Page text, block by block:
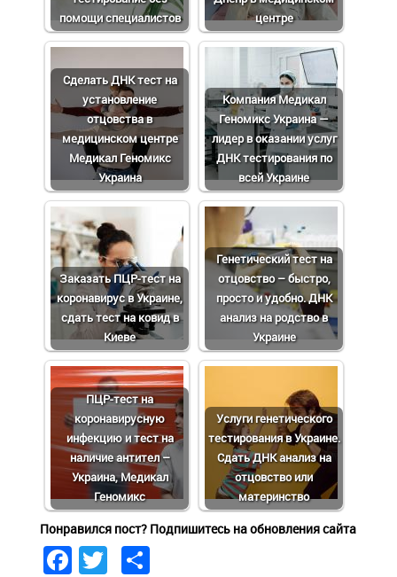
помощи специалистов
центре
Сделать ДНК тест на
установление
отцовства в
медицинском центре
Медикал Геномикс
Украина
Компания Медикал
Геномикс Украина —
лидер в оказании услуг
ДНК тестирования по
всей Украине
Заказать ПЦР-тест на
коронавирус в Украине,
сдать тест на ковид в
Киеве
Генетический тест на
отцовство – быстро,
просто и удобно. ДНК
анализ на родство в
Украине
ПЦР-тест на
коронавирусную
инфекцию и тест на
наличие антител –
Украина, Медикал
Геномикс
Услуги генетического
тестирования в Украине.
Сдать ДНК анализ на
отцовство или
материнство
Понравился пост? Подпишитесь на обновления сайта
Facebook
Twitter